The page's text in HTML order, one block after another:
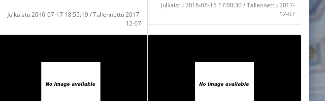
Julkaistu 2016-07-17 18:55:19 / Tallennettu 2017-
12-07
Julkaistu 2016-06-15 17:00:30 / Tallennettu 2017-
12-07